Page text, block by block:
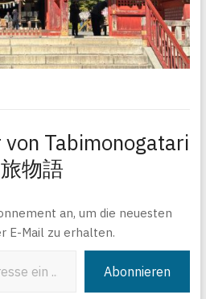
Tabimonogatari
物語
an, um die neuesten
E-Mail zu erhalten.
Abonnieren